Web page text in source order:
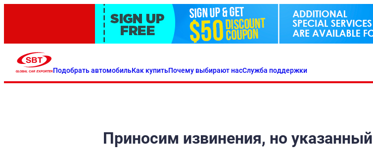
Подобрать автомобильКак купитьПочему выбирают насСлужба поддержки
Приносим извинения, но